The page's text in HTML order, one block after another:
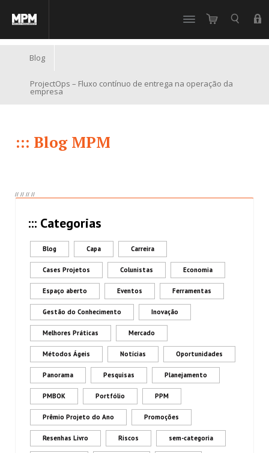
Blog
ProjectOps – Fluxo contínuo de entrega na operação da
empresa
::: Blog MPM
// // // //
::: Categorias
Blog Capa Carreira
Cases Projetos Colunistas Economia
Espaço aberto Eventos Ferramentas
Gestão do Conhecimento Inovação
Melhores Práticas Mercado
Métodos Ágeis Notícias Oportunidades
Panorama Pesquisas Planejamento
PMBOK Portfólio PPM
Prêmio Projeto do Ano Promoções
Resenhas Livro Riscos sem-categoria